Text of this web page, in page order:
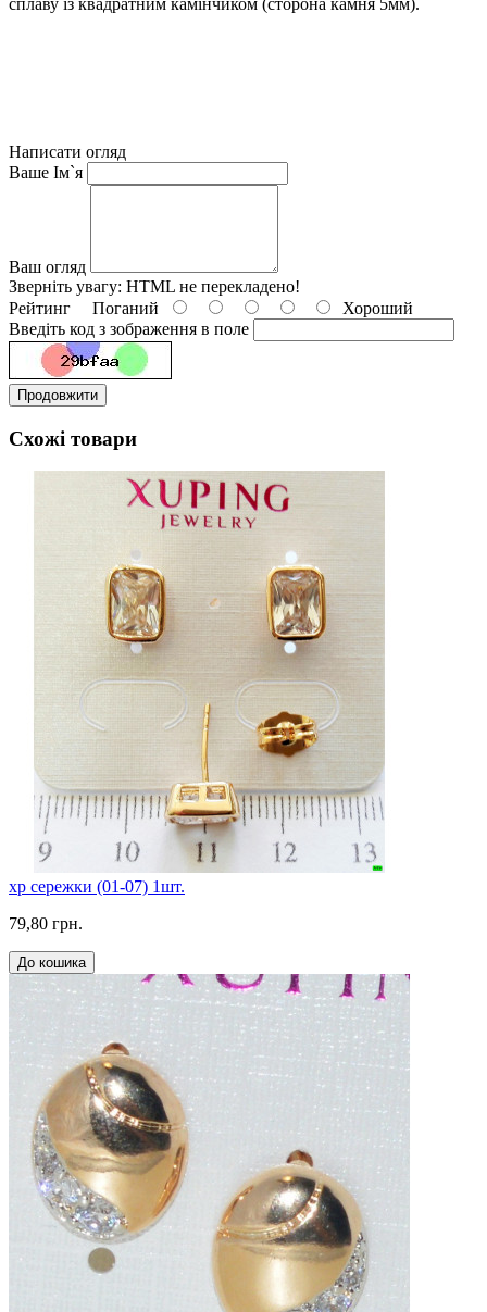
Написати огляд
Ваше Ім`я
Ваш огляд
Зверніть увагу: HTML не перекладено!
Рейтинг Поганий
Хороший
Введіть код з зображення в поле
Продовжити
Схожі товари
xp сережки (01-07) 1шт.
79,80 грн.
До кошика